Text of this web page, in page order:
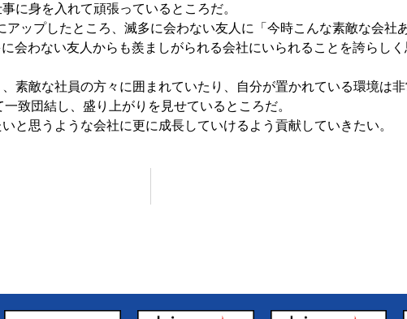
に身を入れて頑張っているところだ。
ップしたところ、滅多に会わない友人に「今時こんな素敵な会社
会わない友人からも羨ましがられる会社にいられることを誇らし
素敵な社員の方々に囲まれていたり、自分が置かれている環境は非
致団結し、盛り上がりを見せているところだ。
と思うような会社に更に成長していけるよう貢献していきたい。